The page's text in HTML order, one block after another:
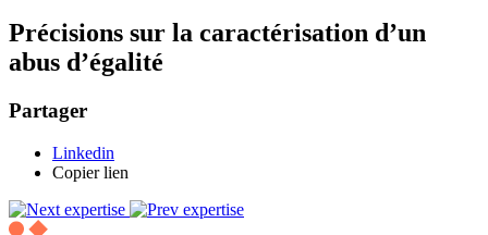
Précisions sur la caractérisation d’un
abus d’égalité
Partager
Linkedin
Copier lien